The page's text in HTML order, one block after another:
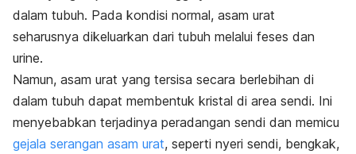
dalam tubuh. Pada kondisi normal, asam urat
seharusnya dikeluarkan dari tubuh melalui feses dan
urine.
Namun, asam urat yang tersisa secara berlebihan di
dalam tubuh dapat membentuk kristal di area sendi. Ini
menyebabkan terjadinya peradangan sendi dan memicu
gejala serangan asam urat, seperti nyeri sendi, bengkak,